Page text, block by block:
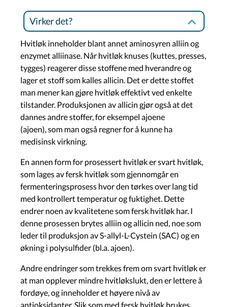
Virker det?
Hvitløk inneholder blant annet aminosyren alliin og
enzymet alliinase. Når hvitløk knuses (kuttes, presses,
tygges) reagerer disse stoffene med hverandre og
lager et stoff som kalles allicin. Det er dette stoffet
man mener kan gjøre hvitløk effektivt ved enkelte
tilstander. Produksjonen av allicin gjør også at det
dannes andre stoffer, for eksempel ajoene
(ajoen), som man også regner for å kunne ha
medisinsk virkning.
En annen form for prosessert hvitløk er svart hvitløk,
som lages av fersk hvitløk som gjennomgår en
fermenteringsprosess hvor den tørkes over lang tid
med kontrollert temperatur og fuktighet. Dette
endrer noen av kvalitetene som fersk hvitløk har. I
denne prosessen brytes alliin og allicin ned, noe som
leder til produksjon av S-allyl-L-Cystein (SAC) og en
økning i polysulfider (bl.a. ajoen).
Andre endringer som trekkes frem om svart hvitløk er
at man opplever mindre hvitløkslukt, den er lettere å
fordøye, og inneholder et høyere nivå av
antioksidanter. Slik som med fersk hvitløk brukes